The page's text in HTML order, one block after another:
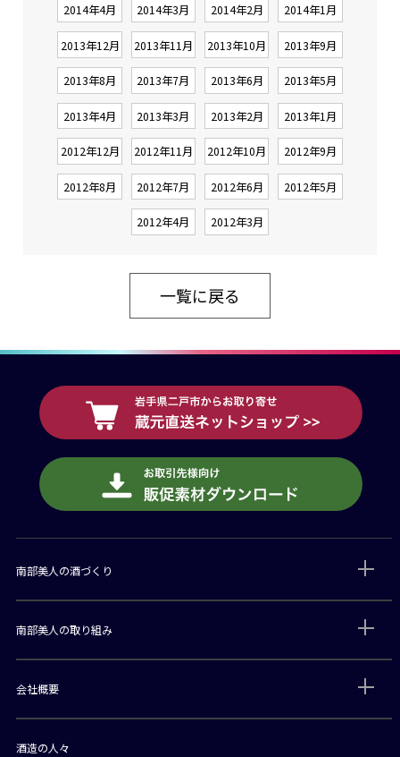
2014年4月 2014年3月 2014年2月 2014年1月
2013年12月 2013年11月 2013年10月 2013年9月
2013年8月 2013年7月 2013年6月 2013年5月
2013年4月 2013年3月 2013年2月 2013年1月
2012年12月 2012年11月 2012年10月 2012年9月
2012年8月 2012年7月 2012年6月 2012年5月
2012年4月 2012年3月
一覧に戻る
南部美人の酒づくり
南部美人の取り組み
会社概要
酒造の人々